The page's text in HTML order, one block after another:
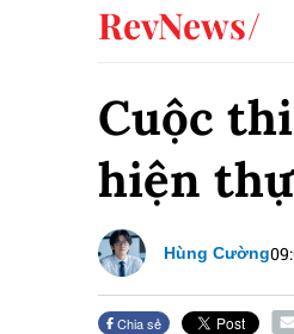
RevNews
Cuộc
hiện
Hùng Cường
Chia sẻ